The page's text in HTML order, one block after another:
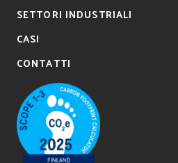
SETTORI INDUSTRIALI
CASI
CONTATTI